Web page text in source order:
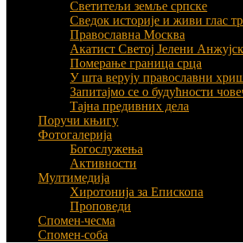
Светитељи земље српске
Сведок историје и живи глас
Православна Москва
Акатист Светој Јелени
Померање граница срца
У шта верују православни
Запитајмо се о будућности
Тајна предивних дела
Поручи књигу
Фотогалерија
Богослужења
Активности
Мултимедија
Хиротонија за Епископа
Проповеди
Спомен-чесма
Спомен-соба